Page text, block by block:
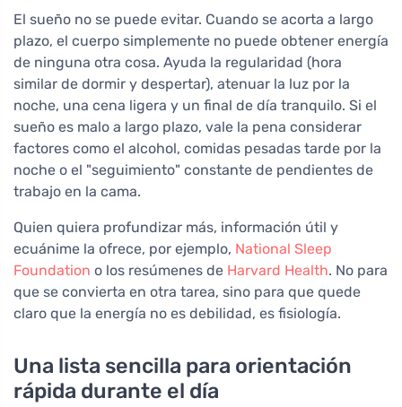
El sueño no se puede evitar. Cuando se acorta a largo
plazo, el cuerpo simplemente no puede obtener energía
de ninguna otra cosa. Ayuda la regularidad (hora
similar de dormir y despertar), atenuar la luz por la
noche, una cena ligera y un final de día tranquilo. Si el
sueño es malo a largo plazo, vale la pena considerar
factores como el alcohol, comidas pesadas tarde por la
noche o el "seguimiento" constante de pendientes de
trabajo en la cama.
Quien quiera profundizar más, información útil y
ecuánime la ofrece, por ejemplo, National Sleep
Foundation o los resúmenes de Harvard Health. No para
que se convierta en otra tarea, sino para que quede
claro que la energía no es debilidad, es fisiología.
Una lista sencilla para orientación
rápida durante el día